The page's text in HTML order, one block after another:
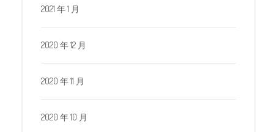
2021 年 1 月
2020 年 12 月
2020 年 11 月
2020 年 10 月